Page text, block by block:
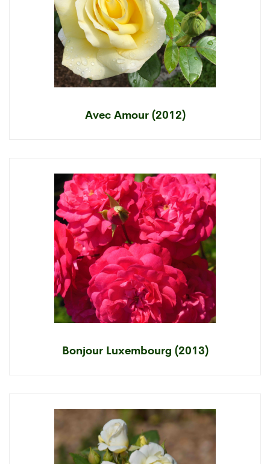
Avec Amour (2012)
Bonjour Luxembourg (2013)